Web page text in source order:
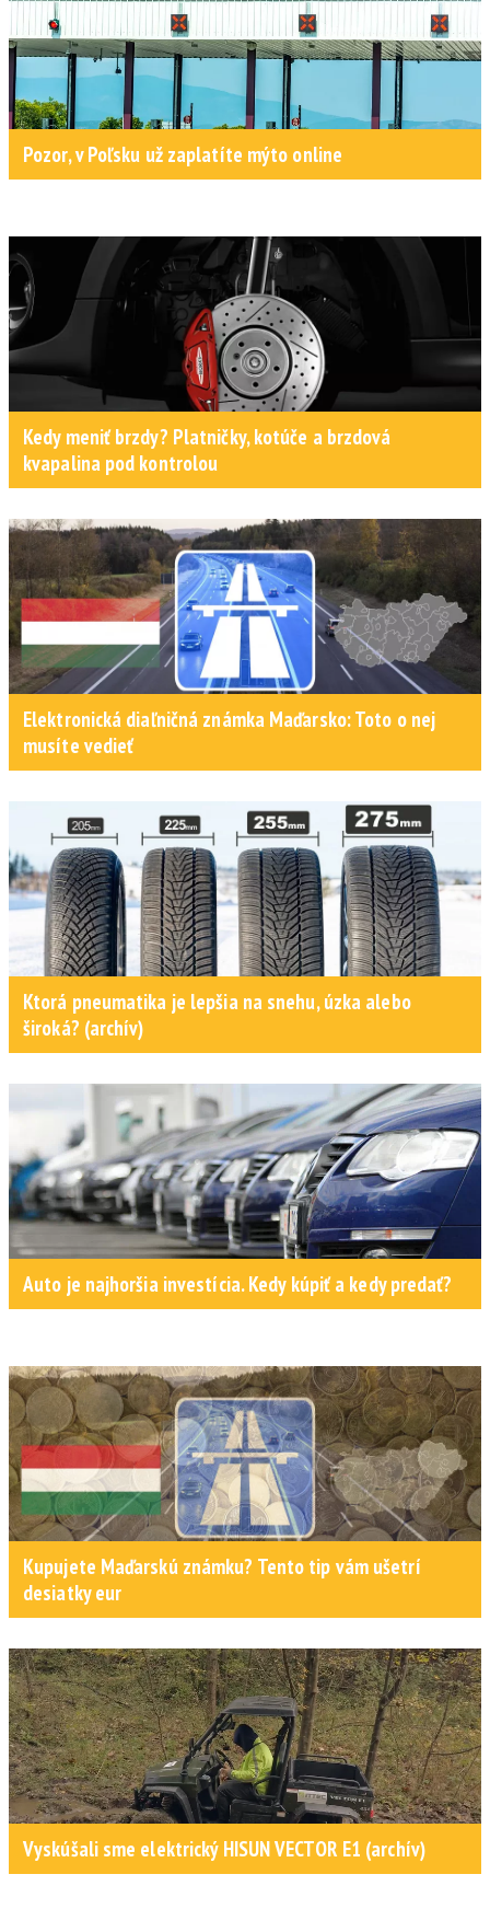
Pozor, v Poľsku už zaplatíte mýto online
Kedy meniť brzdy? Platničky, kotúče a brzdová
kvapalina pod kontrolou
Elektronická diaľničná známka Maďarsko: Toto o nej
musíte vedieť
Ktorá pneumatika je lepšia na snehu, úzka alebo
široká? (archív)
Auto je najhoršia investícia. Kedy kúpiť a kedy predať?
Kupujete Maďarskú známku? Tento tip vám ušetrí
desiatky eur
Vyskúšali sme elektrický HISUN VECTOR E1 (archív)